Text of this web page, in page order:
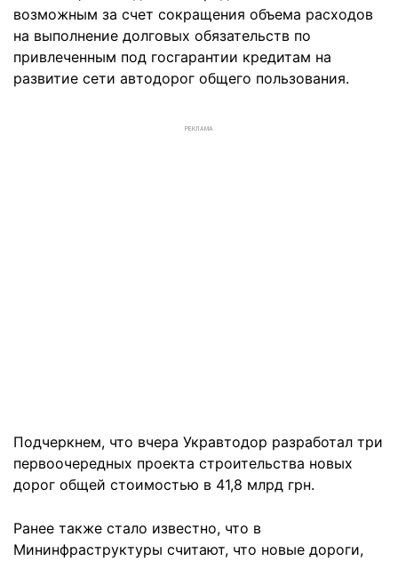
возможным за счет сокращения объема расходов
на выполнение долговых обязательств по
привлеченным под госгарантии кредитам на
развитие сети автодорог общего пользования.
РЕКЛАМА
Подчеркнем, что вчера Укравтодор разработал три
первоочередных проекта строительства новых
дорог общей стоимостью в 41,8 млрд грн.
Ранее также стало известно, что в
Мининфраструктуры считают, что новые дороги,